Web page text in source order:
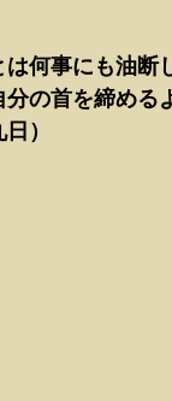
何事にも油断
の首を締める
）